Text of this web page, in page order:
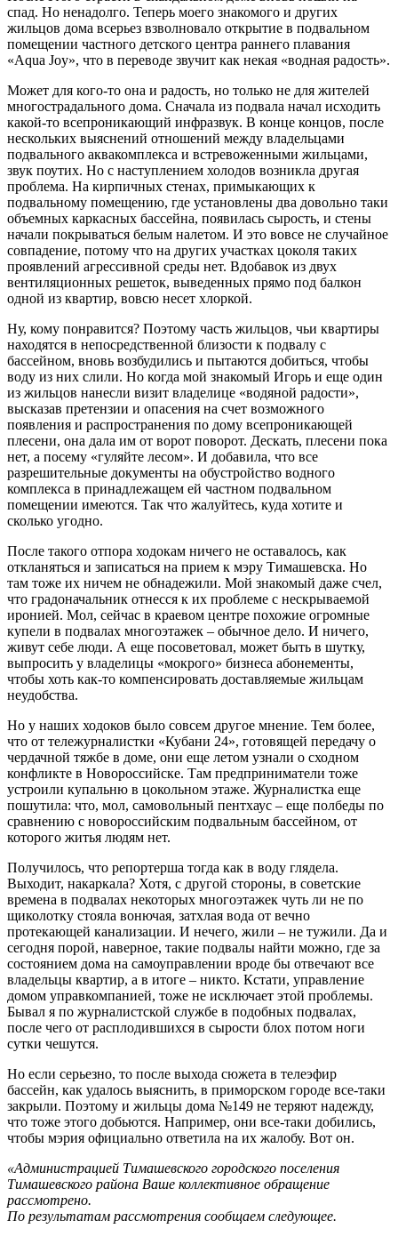
спад. Но ненадолго. Теперь моего знакомого и других
жильцов дома всерьез взволновало открытие в подвальном
помещении частного детского центра раннего плавания
«Aqua Joy», что в переводе звучит как некая «водная радость».
Может для кого-то она и радость, но только не для жителей
многострадального дома. Сначала из подвала начал исходить
какой-то всепроникающий инфразвук. В конце концов, после
нескольких выяснений отношений между владельцами
подвального аквакомплекса и встревоженными жильцами,
звук поутих. Но с наступлением холодов возникла другая
проблема. На кирпичных стенах, примыкающих к
подвальному помещению, где установлены два довольно таки
объемных каркасных бассейна, появилась сырость, и стены
начали покрываться белым налетом. И это вовсе не случайное
совпадение, потому что на других участках цоколя таких
проявлений агрессивной среды нет. Вдобавок из двух
вентиляционных решеток, выведенных прямо под балкон
одной из квартир, вовсю несет хлоркой.
Ну, кому понравится? Поэтому часть жильцов, чьи квартиры
находятся в непосредственной близости к подвалу с
бассейном, вновь возбудились и пытаются добиться, чтобы
воду из них слили. Но когда мой знакомый Игорь и еще один
из жильцов нанесли визит владелице «водяной радости»,
высказав претензии и опасения на счет возможного
появления и распространения по дому всепроникающей
плесени, она дала им от ворот поворот. Дескать, плесени пока
нет, а посему «гуляйте лесом». И добавила, что все
разрешительные документы на обустройство водного
комплекса в принадлежащем ей частном подвальном
помещении имеются. Так что жалуйтесь, куда хотите и
сколько угодно.
После такого отпора ходокам ничего не оставалось, как
откланяться и записаться на прием к мэру Тимашевска. Но
там тоже их ничем не обнадежили. Мой знакомый даже счел,
что градоначальник отнесся к их проблеме с нескрываемой
иронией. Мол, сейчас в краевом центре похожие огромные
купели в подвалах многоэтажек – обычное дело. И ничего,
живут себе люди. А еще посоветовал, может быть в шутку,
выпросить у владелицы «мокрого» бизнеса абонементы,
чтобы хоть как-то компенсировать доставляемые жильцам
неудобства.
Но у наших ходоков было совсем другое мнение. Тем более,
что от тележурналистки «Кубани 24», готовящей передачу о
чердачной тяжбе в доме, они еще летом узнали о сходном
конфликте в Новороссийске. Там предприниматели тоже
устроили купальню в цокольном этаже. Журналистка еще
пошутила: что, мол, самовольный пентхаус – еще полбеды по
сравнению с новороссийским подвальным бассейном, от
которого житья людям нет.
Получилось, что репортерша тогда как в воду глядела.
Выходит, накаркала? Хотя, с другой стороны, в советские
времена в подвалах некоторых многоэтажек чуть ли не по
щиколотку стояла вонючая, затхлая вода от вечно
протекающей канализации. И нечего, жили – не тужили. Да и
сегодня порой, наверное, такие подвалы найти можно, где за
состоянием дома на самоуправлении вроде бы отвечают все
владельцы квартир, а в итоге – никто. Кстати, управление
домом управкомпанией, тоже не исключает этой проблемы.
Бывал я по журналистской службе в подобных подвалах,
после чего от расплодившихся в сырости блох потом ноги
сутки чешутся.
Но если серьезно, то после выхода сюжета в телеэфир
бассейн, как удалось выяснить, в приморском городе все-таки
закрыли. Поэтому и жильцы дома №149 не теряют надежду,
что тоже этого добьются. Например, они все-таки добились,
чтобы мэрия официально ответила на их жалобу. Вот он.
«Администрацией Тимашевского городского поселения
Тимашевского района Ваше коллективное обращение
рассмотрено.
По результатам рассмотрения сообщаем следующее.